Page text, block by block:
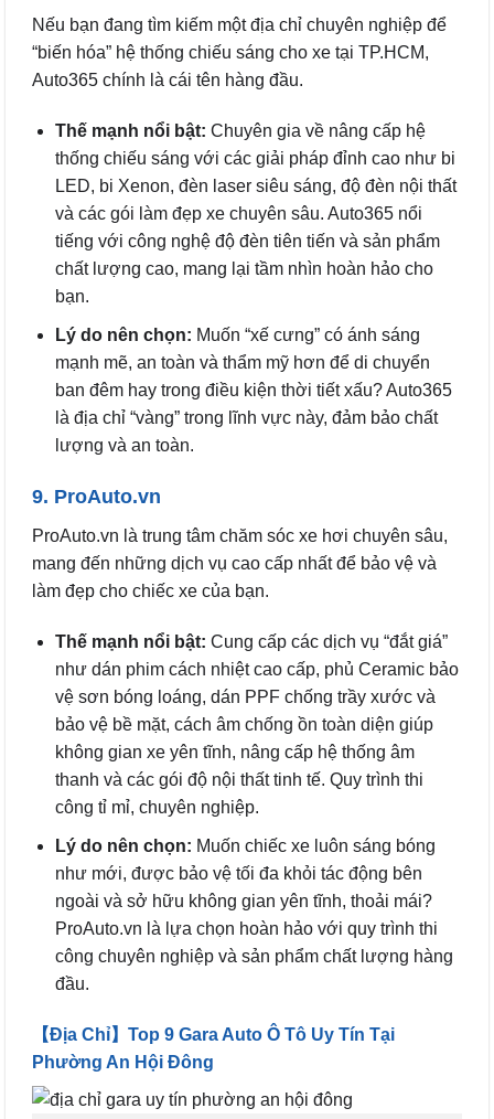
Nếu bạn đang tìm kiếm một địa chỉ chuyên nghiệp để
“biến hóa” hệ thống chiếu sáng cho xe tại TP.HCM,
Auto365 chính là cái tên hàng đầu.
Thế mạnh nổi bật: Chuyên gia về nâng cấp hệ
thống chiếu sáng với các giải pháp đỉnh cao như bi
LED, bi Xenon, đèn laser siêu sáng, độ đèn nội thất
và các gói làm đẹp xe chuyên sâu. Auto365 nổi
tiếng với công nghệ độ đèn tiên tiến và sản phẩm
chất lượng cao, mang lại tầm nhìn hoàn hảo cho
bạn.
Lý do nên chọn: Muốn “xế cưng” có ánh sáng
mạnh mẽ, an toàn và thẩm mỹ hơn để di chuyển
ban đêm hay trong điều kiện thời tiết xấu? Auto365
là địa chỉ “vàng” trong lĩnh vực này, đảm bảo chất
lượng và an toàn.
9. ProAuto.vn
ProAuto.vn là trung tâm chăm sóc xe hơi chuyên sâu,
mang đến những dịch vụ cao cấp nhất để bảo vệ và
làm đẹp cho chiếc xe của bạn.
Thế mạnh nổi bật: Cung cấp các dịch vụ “đắt giá”
như dán phim cách nhiệt cao cấp, phủ Ceramic bảo
vệ sơn bóng loáng, dán PPF chống trầy xước và
bảo vệ bề mặt, cách âm chống ồn toàn diện giúp
không gian xe yên tĩnh, nâng cấp hệ thống âm
thanh và các gói độ nội thất tinh tế. Quy trình thi
công tỉ mỉ, chuyên nghiệp.
Lý do nên chọn: Muốn chiếc xe luôn sáng bóng
như mới, được bảo vệ tối đa khỏi tác động bên
ngoài và sở hữu không gian yên tĩnh, thoải mái?
ProAuto.vn là lựa chọn hoàn hảo với quy trình thi
công chuyên nghiệp và sản phẩm chất lượng hàng
đầu.
【Địa Chỉ】Top 9 Gara Auto Ô Tô Uy Tín Tại
Phường An Hội Đông